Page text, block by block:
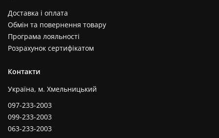
Доставка і оплата
Обмін та повернення товару
Програма лояльності
Розрахунок сертифікатом
Контакти
Україна, м. Хмельницький
097-233-2003
099-233-2003
063-233-2003